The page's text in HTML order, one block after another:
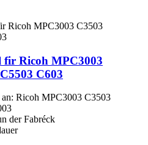
fir Ricoh MPC3003
C603
Ricoh MPC3003 C3503
der Fabréck